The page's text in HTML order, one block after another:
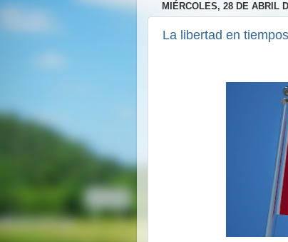
MIÉRCOLES, 28 DE ABRIL
La libertad en